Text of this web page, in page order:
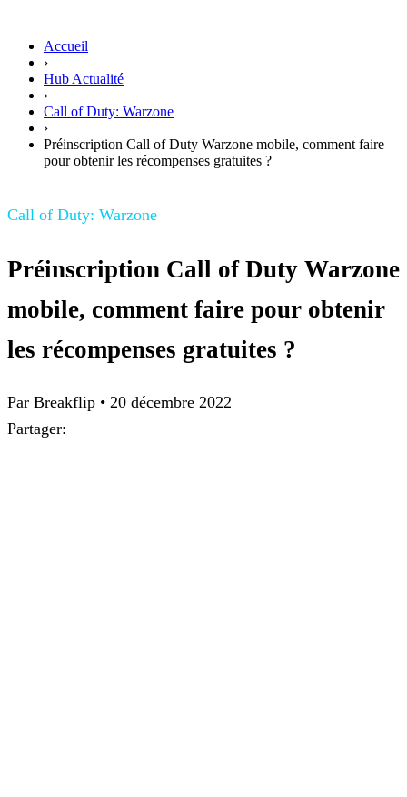
Accueil
›
Hub Actualité
›
Call of Duty: Warzone
›
Préinscription Call of Duty Warzone mobile, comment faire
pour obtenir les récompenses gratuites ?
Call of Duty: Warzone
Préinscription Call of Duty Warzone
mobile, comment faire pour obtenir
les récompenses gratuites ?
Par Breakflip • 20 décembre 2022
Partager: